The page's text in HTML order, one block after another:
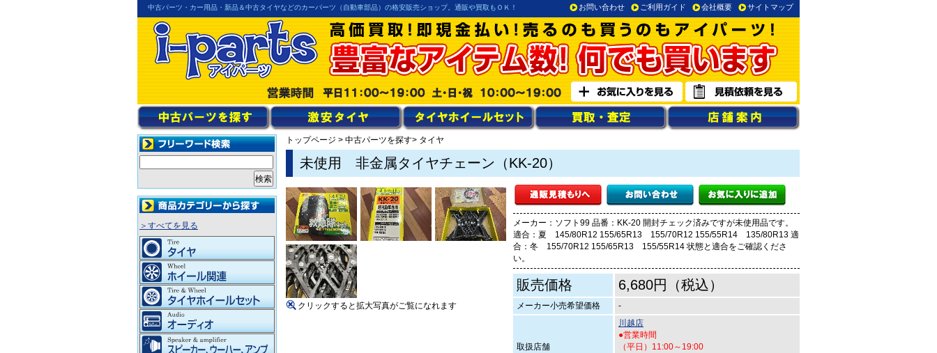
中古パーツ・カー用品・新品＆中古タイヤなどのカーパーツ（自動車部品）の格安販売ショップ。通販や買取もＯＫ！ お問い合わせ ご利用ガイド 会社概要 サイトマップ
トップページ > 中古パーツを探す> タイヤ
未使用 非金属タイヤチェーン（KK-20）
メーカー：ソフト99 品番：KK-20 開封チェック済みですが未使用品です。
適合：夏 145/80R12 155/65R13 155/70R12 155/55R14 135/80R13 適
合：冬 155/70R12 155/65R13 155/55R14 状態と適合をご確認くださ
い。
販売価格 6,680円（税込）
メーカー小売希望価格 -
取扱店舗
川越店
●営業時間
（平日）11:00～19:00
クリックすると拡大写真がご覧になれます
＞すべてを見る